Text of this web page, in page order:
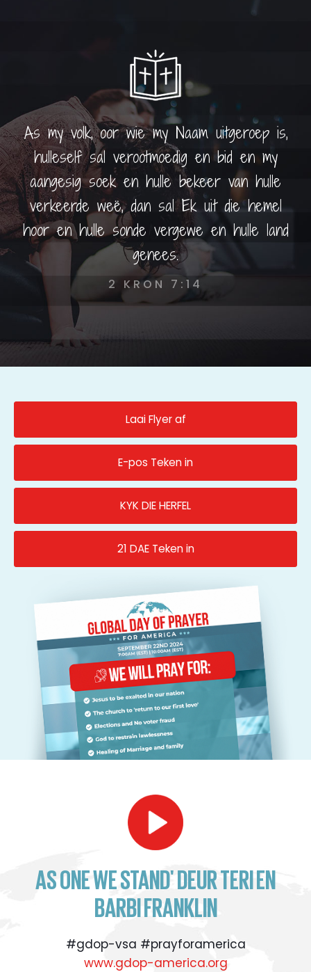
As my volk, oor wie my Naam uitgeroep is,
hulleself sal verootmoedig en bid en my
aangesig soek en hulle bekeer van hulle
verkeerde weë, dan sal Ek uit die hemel
hoor en hulle sonde vergewe en hulle land
genees.
2 KRON 7:14
Laai Flyer af
E-pos Teken in
KYK DIE HERFEL
21 DAE Teken in
AS ONE WE STAND' DEUR TERI EN
BARBI FRANKLIN
#gdop-vsa #prayforamerica
www.gdop-america.org